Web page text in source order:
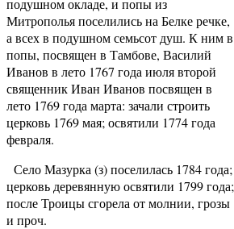
Митрополья поселились на Белке речке,
а всех в подушном семьсот душ. К ним в
попы, посвящен в Тамбове, Василий
Иванов в лето 1767 года июля второй
священник Иван Иванов посвящен в
лето 1769 года марта: зачали строить
церковь 1769 мая; освятили 1774 года
февраля.
Село Мазурка (з) поселилась 1784 года;
церковь деревянную освятили 1799 года;
после Троицы сгорела от молнии, грозы
и проч.